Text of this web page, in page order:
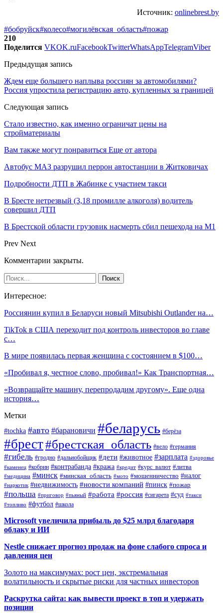
Источник: onlinebrest.by
#бобруйск#колесо#могилёвская_область#пожар
210
Поделится VKOK.ruFacebookTwitterWhatsAppTelegramViber
Предыдущая запись
Ждем еще большего наплыва россиян за автомобилями?
Россия упростила регистрацию авто, купленных за границей
Следующая запись
Стало известно, как именно ограничат цены на
стройматериалы
Вам также могут понравиться Еще от автора
Автобус МАЗ разрушил перрон автостанции в Житковичах
Подробности ДТП в Жабинке с участием такси
В Бресте нетрезвый (3,18 промилле алкоголя) водитель
совершил ДТП
В Брестской области грузовик насмерть сбил пешехода на М1
Prev Next
Комментарии закрыты.
Интересное:
Россиянин купил в Беларуси новый Mitsubishi Outlander на…
TikTok в США переходит под контроль инвесторов во главе
с…
В мире появилась первая женщина с состоянием в $100…
«Пробивал я, честное слово, пробивал!» Как Транспортная…
«Возвращайте машину, перепродадим другому». Еще одна
история…
Метки
#tochka #авто #барановичи #беларусь #берёза
#брест#брестская_область #вело #германия
#гибель #гродно #дальнобойщик #дети #животное #зарплата #здоровье
#каменец #кобрин #контрабанда #кража #кредит #курс_валют #литва
#медицина #минск #минская_область #мото #мошенничество #налог
#наркотик #недвижимость #новости компаний #пинск #пожар
#польша #приговор #пьяный #работа #россия #сигарета #суд #такси
#топливо #футбол #школа
Microsoft увеличила прибыль до $25 млрд благодаря
облаку и ИИ
Nestle снижает прогноз продаж на фоне слабого спроса и
давления цен
Золото на максимумах: рост цен, экстремальная
волатильность и скрытые риски для частных инвесторов
Раскрутка сайта: как вывести проект в топ и удержать
позиции